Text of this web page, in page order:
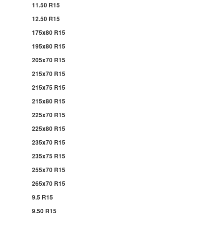
11.50 R15
12.50 R15
175x80 R15
195x80 R15
205x70 R15
215x70 R15
215x75 R15
215x80 R15
225x70 R15
225x80 R15
235x70 R15
235x75 R15
255x70 R15
265x70 R15
9.5 R15
9.50 R15